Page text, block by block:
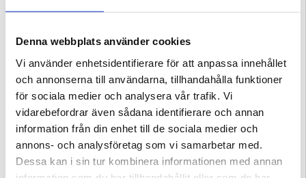
Denna webbplats använder cookies
Vi använder enhetsidentifierare för att anpassa innehållet
och annonserna till användarna, tillhandahålla funktioner
för sociala medier och analysera vår trafik. Vi
vidarebefordrar även sådana identifierare och annan
information från din enhet till de sociala medier och
annons- och analysföretag som vi samarbetar med.
Dessa kan i sin tur kombinera informationen med annan
- Vikt: 31 g
handsfree-lösning för vardagsbruk. Det är kompakt, lätt att bära med sig och
Idealiska användningsexempel
- Följa recept i köket
- Titta på videor medan du gör dig i ordning
- Använda telefonen i badrummet på en spegel eller kakelvägg
- Spela in innehåll handsfree
- Hålla telefonen på plats under träning eller dagliga sysslor
Paketet innehåller
- 1 x magnetisk sugkopp för telefon
Förpackning:Euroblister
EAN: 5714122628688